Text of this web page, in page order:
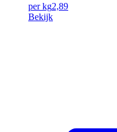
per kg2,89
Bekijk